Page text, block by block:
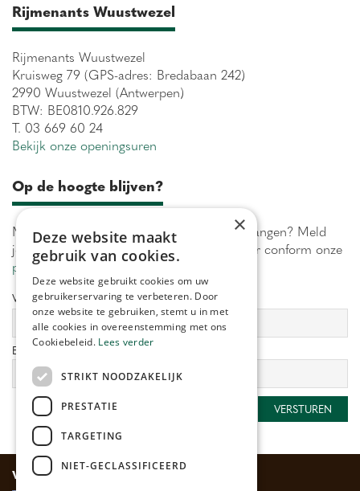
Rijmenants Wuustwezel
Rijmenants Wuustwezel
Kruisweg 79 (GPS-adres: Bredabaan 242)
2990 Wuustwezel (Antwerpen)
BTW: BE0810.926.829
T. 03 669 60 24
Bekijk onze openingsuren
Op de hoogte blijven?
Maximaal 1 keer per week onze acties ontvangen? Meld
je aan! Wij verwerken jouw gegevens secuur conform onze
privacy policy.
Voornaam: Achternaam:
E-mailadres:
Veilig betalen
×
Deze website maakt
gebruik van cookies.
Deze website gebruikt cookies om uw
gebruikerservaring te verbeteren. Door
onze website te gebruiken, stemt u in met
alle cookies in overeenstemming met ons
Cookiebeleid. Lees verder
STRIKT NOODZAKELIJK
PRESTATIE
TARGETING
NIET-GECLASSIFICEERD